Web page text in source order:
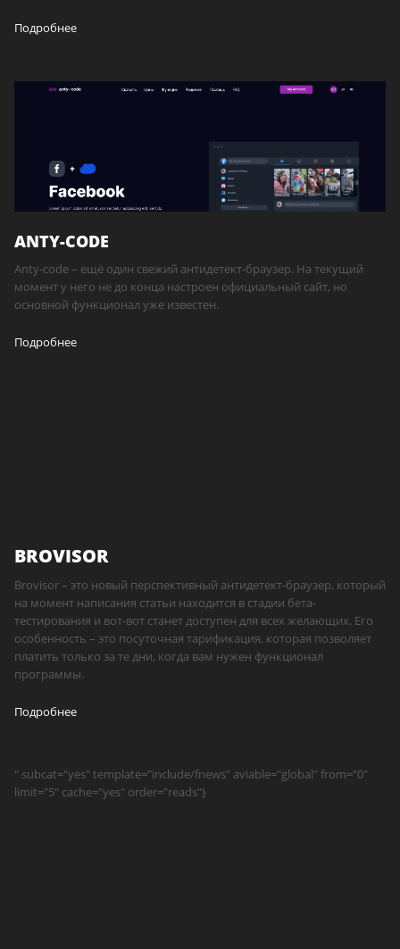
Подробнее
ANTY-CODE
Anty-code – ещё один свежий антидетект-браузер. На текущий
момент у него не до конца настроен официальный сайт, но
основной функционал уже известен.
Подробнее
BROVISOR
Brovisor – это новый перспективный антидетект-браузер, который
на момент написания статьи находится в стадии бета-
тестирования и вот-вот станет доступен для всех желающих. Его
особенность – это посуточная тарификация, которая позволяет
платить только за те дни, когда вам нужен функционал
программы.
Подробнее
" subcat="yes" template="include/fnews" aviable="global" from="0"
limit="5" cache="yes" order="reads"}